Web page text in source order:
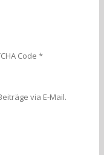
Code *
via E-Mail.